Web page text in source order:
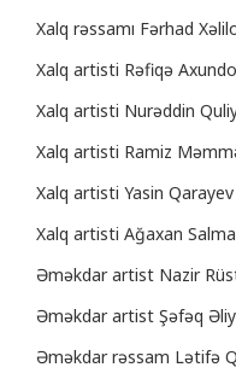
Xalq rəssamı Fərhad
Xalq artisti Rəfiqə
Xalq artisti Nurəddin
Xalq artisti Ramiz
Xalq artisti Yasin Qarayev
Xalq artisti Ağaxan
Əməkdar artist Nazir
Əməkdar artist Şəfəq
Əməkdar rəssam Lətifə